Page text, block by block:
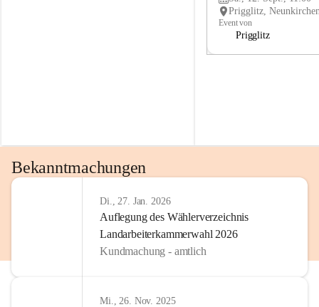
Event von
Prigglitz
Bekanntmachungen
Di., 27. Jan. 2026
Auflegung des Wählerverzeichnis
Landarbeiterkammerwahl 2026
Kundmachung - amtlich
Mi., 26. Nov. 2025